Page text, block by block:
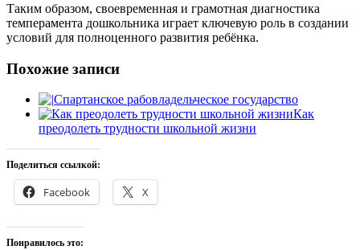
Таким образом, своевременная и грамотная диагностика
темперамента дошкольника играет ключевую роль в создании
условий для полноценного развития ребёнка.
Похожие записи
Спартанское рабовладельческое государство
Как
преодолеть трудности школьной жизни
Поделиться ссылкой:
Facebook X
Понравилось это: